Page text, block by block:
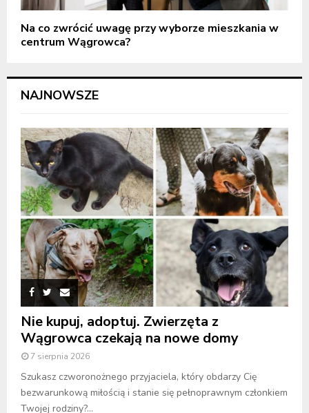
Na co zwrócić uwagę przy wyborze mieszkania w
centrum Wągrowca?
NAJNOWSZE
Nie kupuj, adoptuj. Zwierzęta z
Wągrowca czekają na nowe domy
7 sierpnia 2026
Szukasz czworonożnego przyjaciela, który obdarzy Cię
bezwarunkową miłością i stanie się pełnoprawnym członkiem
Twojej rodziny?...